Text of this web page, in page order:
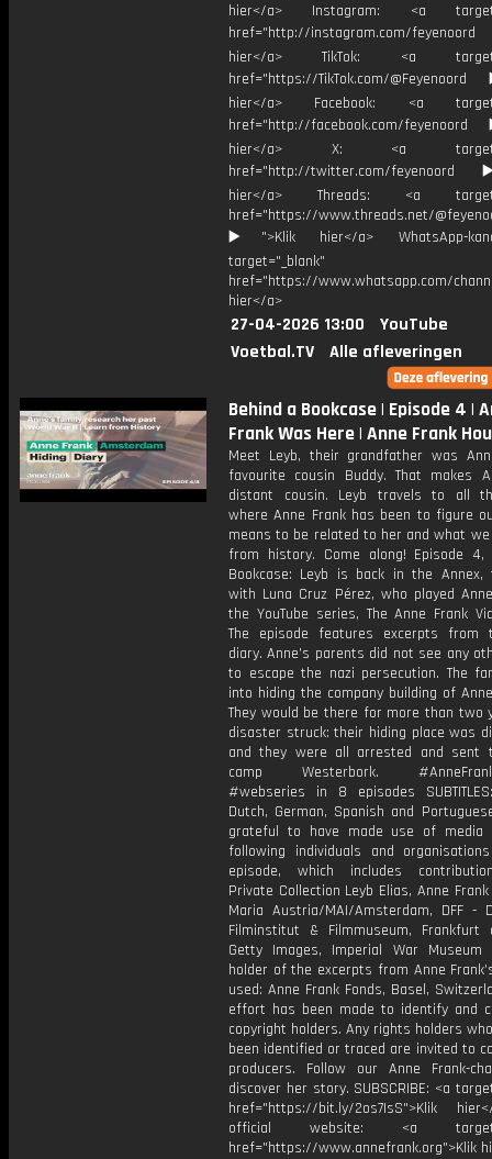
hier</a> Instagram: <a
href="http://instagram.com/
hier</a> TikTok: <a
href="https://TikTok.com/
hier</a> Facebook: <a
href="http://facebook.com/
hier</a> X: <a
href="http://twitter.com/
hier</a> Threads: <a
href="https://www.threads.net/
▶️">Klik hier</a> WhatsApp-
target="_blank"
href="https://www.whatsapp.com/
hier</a>
27-04-2026 13:00
YouTube
Voetbal.TV
Alle afleveringen
Behind a Bookcase | Episode 4 |
Frank Was Here | Anne Frank
Meet Leyb, their grandfather was
favourite cousin Buddy. That makes
distant cousin. Leyb travels to all
where Anne Frank has been to figure
means to be related to her and what
from history. Come along! Episode 4,
Bookcase: Leyb is back in the
with Luna Cruz Pérez, who played
the YouTube series, The Anne Frank
The episode features excerpts from
diary. Anne’s parents did not see any
to escape the nazi persecution. The
into hiding the company building of
They would be there for more than two
disaster struck: their hiding place was
and they were all arrested and sent
camp Westerbork.
#webseries in 8 episodes
Dutch, German, Spanish and
grateful to have made use of media
following individuals and
episode, which includes
Private Collection Leyb Elias, Anne
Maria Austria/MAI/Amsterdam, DFF -
Filminstitut & Filmmuseum, Frankfurt
Getty Images, Imperial War Museum
holder of the excerpts from Anne
used: Anne Frank Fonds, Basel,
effort has been made to identify and
copyright holders. Any rights holders
been identified or traced are invited to
producers. Follow our Anne Frank-
discover her story. SUBSCRIBE: <a
href="https://bit.ly/2os7IsS">Klik
official website: <a
href="https://www.annefrank.org">Klik